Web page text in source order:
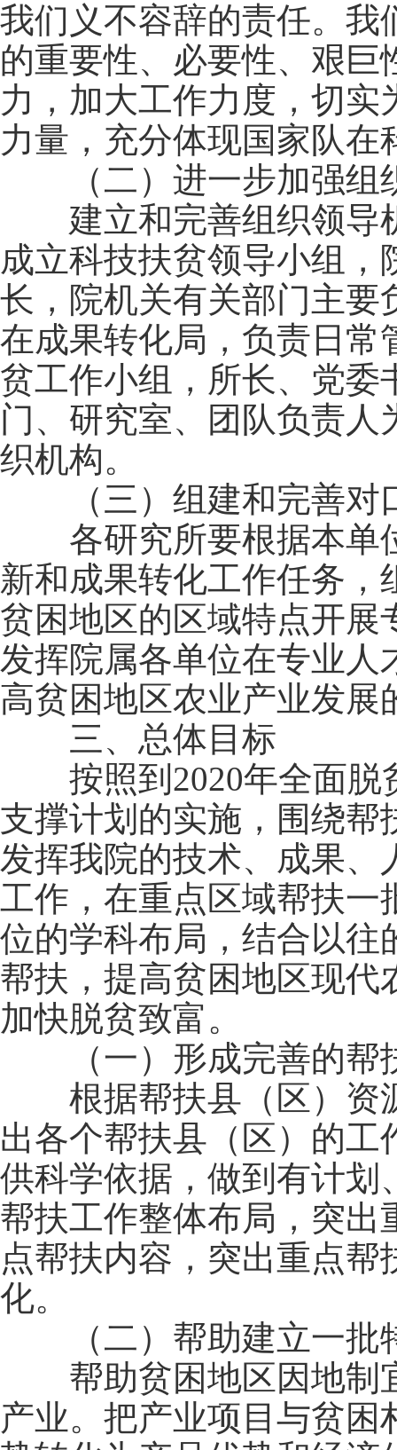
我们义不容辞的责任。我
的重要性、必要性、艰
力，加大工作力度，切
力量，充分体现国家队在
（二）进一步加强组
建立和完善组织领导
成立科技扶贫领导小组
长，院机关有关部门主要
在成果转化局，负责日常
贫工作小组，所长、党委
门、研究室、团队负责
织机构。
（三）组建和完善对
各研究所要根据本单
新和成果转化工作任务
贫困地区的区域特点开展
发挥院属各单位在专业人
高贫困地区农业产业发展
三、总体目标
按照到2020年全面脱
支撑计划的实施，围绕帮
发挥我院的技术、成果、
工作，在重点区域帮扶一
位的学科布局，结合以往
帮扶，提高贫困地区现代
加快脱贫致富。
（一）形成完善的帮
根据帮扶县（区）资
出各个帮扶县（区）的
供科学依据，做到有计划
帮扶工作整体布局，突出
点帮扶内容，突出重点
化。
（二）帮助建立一批
帮助贫困地区因地制
产业。把产业项目与贫